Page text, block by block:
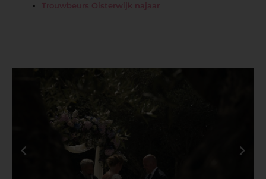
Trouwbeurs Oisterwijk najaar